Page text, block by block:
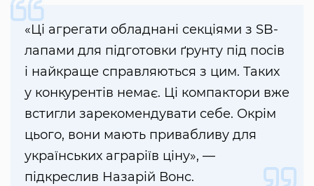
«Ці агрегати обладнані секціями з SB-
лапами для підготовки ґрунту під посів
і найкраще справляються з цим. Таких
у конкурентів немає. Ці компактори вже
встигли зарекомендувати себе. Окрім
цього, вони мають привабливу для
українських аграріїв ціну», —
підкреслив Назарій Вонс.